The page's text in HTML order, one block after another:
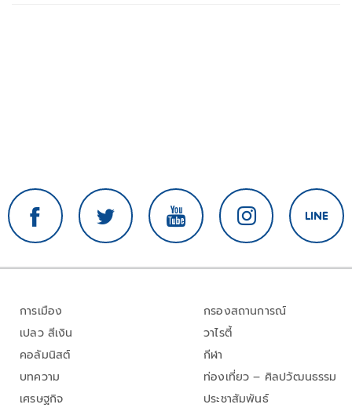
การเมือง
เปลว สีเงิน
คอลัมนิสต์
บทความ
เศรษฐกิจ
กรองสถานการณ์
วาไรตี้
กีฬา
ท่องเที่ยว – ศิลปวัฒนธรรม
ประชาสัมพันธ์